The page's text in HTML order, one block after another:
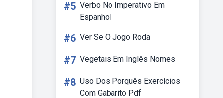
#5 Verbo No Imperativo Em
Espanhol
#6 Ver Se O Jogo Roda
#7 Vegetais Em Inglês Nomes
#8 Uso Dos Porquês Exercícios
Com Gabarito Pdf